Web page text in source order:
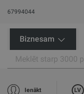
67994044
Biznesam
Ienākt LV